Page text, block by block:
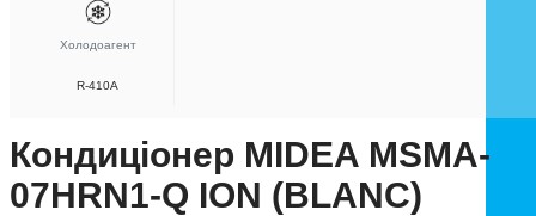
Холодоагент
R-410A
Кондиціонер MIDEA MSMA-
07HRN1-Q ION (BLANC)